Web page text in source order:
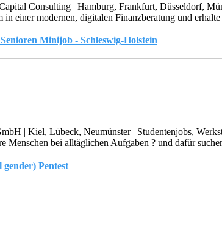
Consulting | Hamburg, Frankfurt, Düsseldorf,
in einer modernen, digitalen Finanzberatung und
Minijob - Schleswig-Holstein
| Kiel, Lübeck, Neumünster | Studentenjobs,
Menschen bei alltäglichen Aufgaben ? und dafür
Pentest